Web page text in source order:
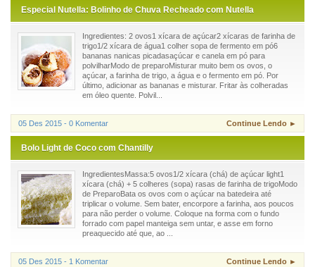
Especial Nutella: Bolinho de Chuva Recheado com Nutella
Ingredientes: 2 ovos1 xícara de açúcar2 xícaras de farinha de
trigo1/2 xícara de água1 colher sopa de fermento em pó6
bananas nanicas picadasaçúcar e canela em pó para
polvilharModo de preparoMisturar muito bem os ovos, o
açúcar, a farinha de trigo, a água e o fermento em pó. Por
último, adicionar as bananas e misturar. Fritar às colheradas
em óleo quente. Polvil...
05 Des 2015 - 0 Komentar Continue Lendo ►
Bolo Light de Coco com Chantilly
IngredientesMassa:5 ovos1/2 xícara (chá) de açúcar light1
xícara (chá) + 5 colheres (sopa) rasas de farinha de trigoModo
de PreparoBata os ovos com o açúcar na batedeira até
triplicar o volume. Sem bater, encorpore a farinha, aos poucos
para não perder o volume. Coloque na forma com o fundo
forrado com papel manteiga sem untar, e asse em forno
preaquecido até que, ao ...
05 Des 2015 - 1 Komentar Continue Lendo ►